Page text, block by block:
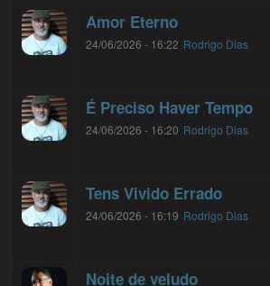
Amor Eterno
24/06/2026 - 16:22 Rodrigo Dias
É Preciso Haver Tempo
24/06/2026 - 16:20 Rodrigo Dias
Tens Vivido Errado
24/06/2026 - 16:19 Rodrigo Dias
Noite de veludo